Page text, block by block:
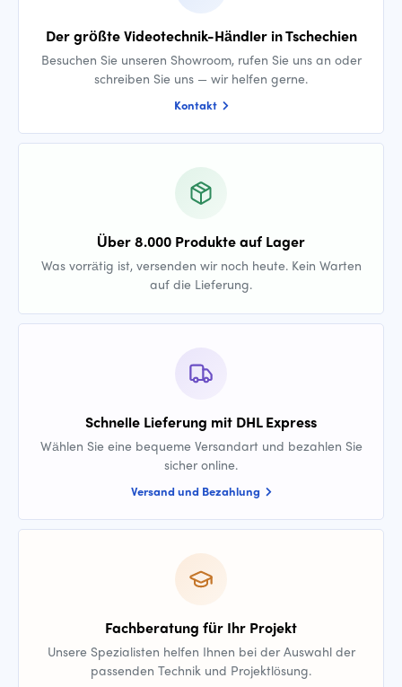
Der größte Videotechnik-Händler in Tschechien
Besuchen Sie unseren Showroom, rufen Sie uns an oder
schreiben Sie uns — wir helfen gerne.
Kontakt
Über 8.000 Produkte auf Lager
Was vorrätig ist, versenden wir noch heute. Kein Warten
auf die Lieferung.
Schnelle Lieferung mit DHL Express
Wählen Sie eine bequeme Versandart und bezahlen Sie
sicher online.
Versand und Bezahlung
Fachberatung für Ihr Projekt
Unsere Spezialisten helfen Ihnen bei der Auswahl der
passenden Technik und Projektlösung.